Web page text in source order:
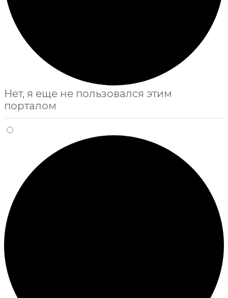
Нет, я еще не пользовался этим
порталом